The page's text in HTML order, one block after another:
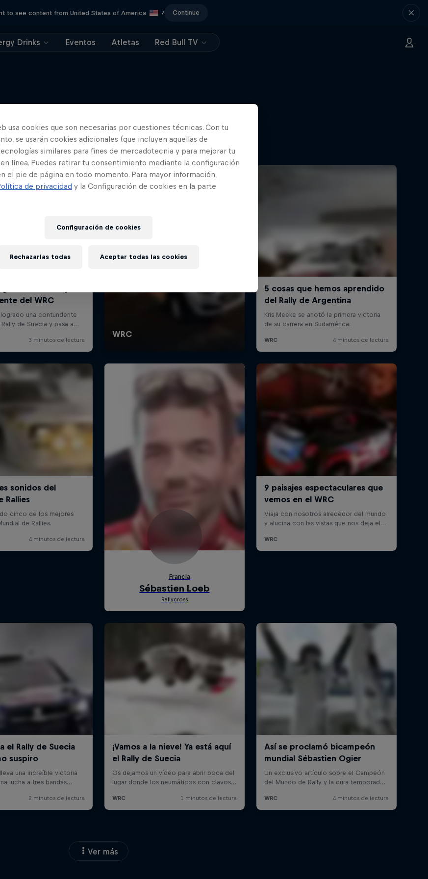
to see content from United States of America ? Continue
Drinks Eventos Atletas Red Bull TV
Más contenidos similares
Ver más
usa cookies que son necesarias por cuestiones técnicas. Con tu
se usarán cookies adicionales (que incluyen aquellas de
similares para fines de mercadotecnia y para mejorar tu
línea. Puedes retirar tu consentimiento mediante la configuración
el pie de página en todo momento. Para mayor información,
de privacidad y la Configuración de cookies en la parte
Configuración de cookies
Rechazarlas todas Aceptar todas las cookies